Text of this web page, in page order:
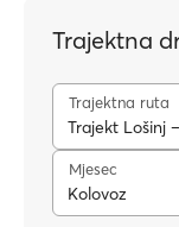
Trajektna
Trajektna ruta
Trajekt Lošinj
Mjesec
Kolovoz